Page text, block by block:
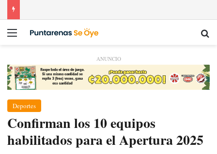
Menú
ANUNCIO
Deportes
Confirman los 10 equipos
habilitados para el Apertura 2025